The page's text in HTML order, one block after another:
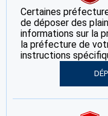
Certaines
de déposer des
informations sur la
la préfecture de
instructions